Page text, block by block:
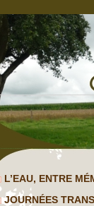
L’EAU, ENTRE
JOURNÉES